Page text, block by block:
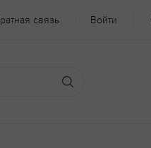
связь Войти